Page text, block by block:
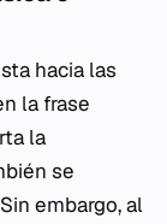
hacia las
la frase
la
se
embargo, al